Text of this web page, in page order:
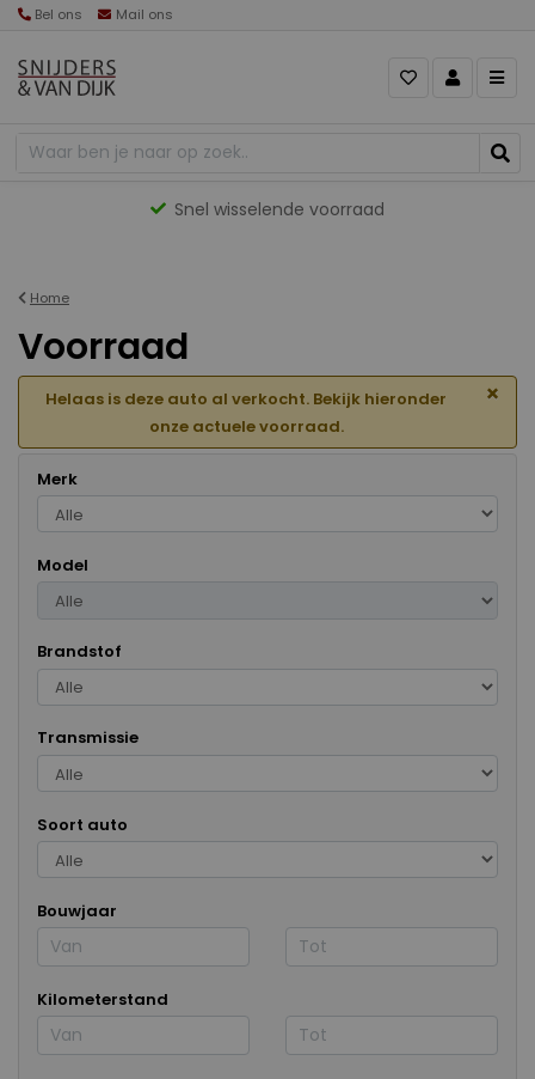
Bel ons Mail ons
Gevarieerd aanbod
Home
Voorraad
Helaas is deze auto al verkocht. Bekijk hieronder
onze actuele voorraad.
×
Merk
Model
Brandstof
Transmissie
Soort auto
Bouwjaar
Kilometerstand